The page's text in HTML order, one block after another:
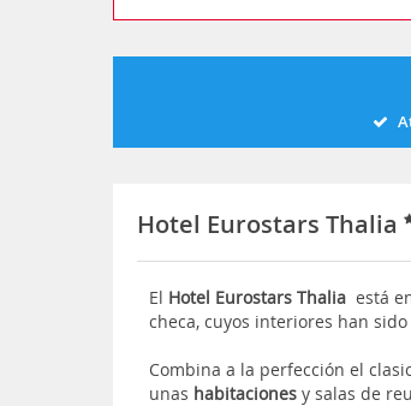
Hotel Eurostars Thalia
El Hotel Eurostars Thalia está
checa, cuyos interiores han
Combina a la perfección el
unas habitacionesy salas de